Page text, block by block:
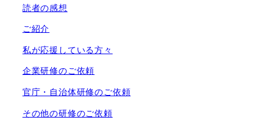
読者の感想
ご紹介
私が応援している方々
企業研修のご依頼
官庁・自治体研修のご依頼
その他の研修のご依頼